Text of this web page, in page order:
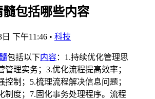
包括哪些内容
日 下午11:46 • 科技
包括以下内容：1.持续优化管理思
管理实务；3.优化流程提高效率；
控制；5.梳理流程解决信息问题；
制度；7.固化事务处理程序。流程